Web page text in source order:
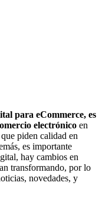
para eCommerce, es
electrónico en
piden calidad en
es importante
hay cambios en
transformando, por lo
novedades, y